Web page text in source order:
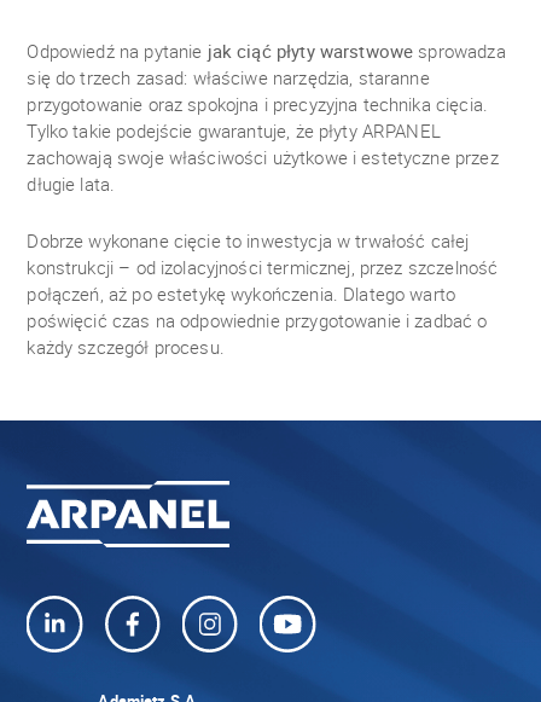
Odpowiedź na pytanie jak ciąć płyty warstwowe sprowadza
się do trzech zasad: właściwe narzędzia, staranne
przygotowanie oraz spokojna i precyzyjna technika cięcia.
Tylko takie podejście gwarantuje, że płyty ARPANEL
zachowają swoje właściwości użytkowe i estetyczne przez
długie lata.
Dobrze wykonane cięcie to inwestycja w trwałość całej
konstrukcji – od izolacyjności termicznej, przez szczelność
połączeń, aż po estetykę wykończenia. Dlatego warto
poświęcić czas na odpowiednie przygotowanie i zadbać o
każdy szczegół procesu.